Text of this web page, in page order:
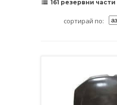
161 резервни части
сортирай по: